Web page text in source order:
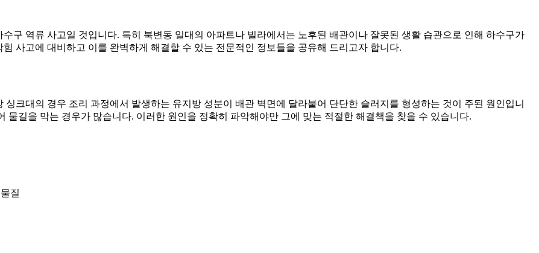
구 역류 사고일 것입니다. 특히 북변동 일대의 아파트나 빌라에서는 노후된 배관이나 잘못된 생활 습관으로 인해 하수구가
사고에 대비하고 이를 완벽하게 해결할 수 있는 전문적인 정보들을 공유해 드리고자 합니다.
크대의 경우 조리 과정에서 발생하는 유지방 성분이 배관 벽면에 달라붙어 단단한 슬러지를 형성하는 것이 주된 원인입니
물길을 막는 경우가 많습니다. 이러한 원인을 정확히 파악해야만 그에 맞는 적절한 해결책을 찾을 수 있습니다.
질